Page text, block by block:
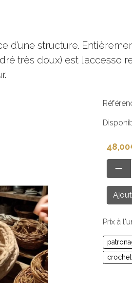
d’une structure.
très doux) est
Prix à